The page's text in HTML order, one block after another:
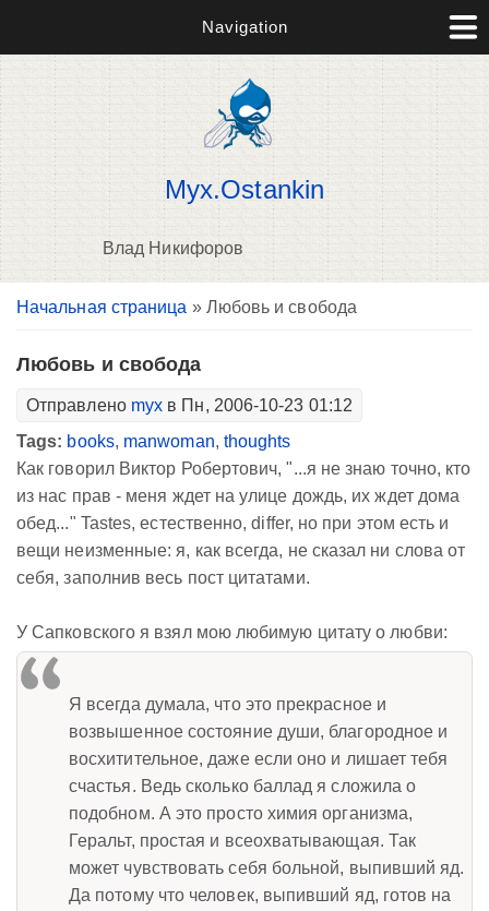
Navigation
Myx.Ostankin
Влад Никифоров
Вы здесь
Начальная страница » Любовь и свобода
Любовь и свобода
Отправлено myx в Пн, 2006-10-23 01:12
Tags: books, manwoman, thoughts
Как говорил Виктор Робертович, "...я не знаю точно, кто
из нас прав - меня ждет на улице дождь, их ждет дома
обед..." Tastes, естественно, differ, но при этом есть и
вещи неизменные: я, как всегда, не сказал ни слова от
себя, заполнив весь пост цитатами.
У Сапковского я взял мою любимую цитату о любви:
Я всегда думала, что это прекрасное и
возвышенное состояние души, благородное и
восхитительное, даже если оно и лишает тебя
счастья. Ведь сколько баллад я сложила о
подобном. А это просто химия организма,
Геральт, простая и всеохватывающая. Так
может чувствовать себя больной, выпивший яд.
Да потому что человек, выпивший яд, готов на